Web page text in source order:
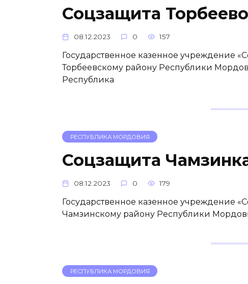
Соцзащита Торбеево
08.12.2023 0 157
Государственное казенное учреждение
Торбеевскому району Республики
Республика
РЕСПУБЛИКА МОРДОВИЯ
Соцзащита
08.12.2023 0 179
Государственное казенное учреждение
Чамзинскому району Республики
РЕСПУБЛИКА МОРДОВИЯ